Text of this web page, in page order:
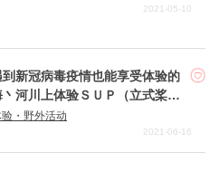
2021-05-10
到新冠病毒疫情也能享受体验的
河川上体验ＳＵＰ（立式桨板
瑜珈活动
・野外活动
2021-06-16